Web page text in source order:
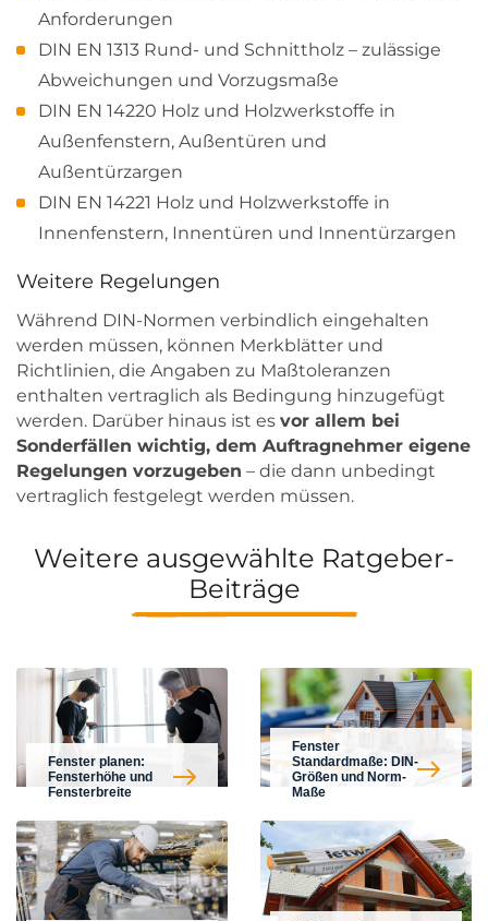
Anforderungen
DIN EN 1313 Rund- und Schnittholz – zulässige
Abweichungen und Vorzugsmaße
DIN EN 14220 Holz und Holzwerkstoffe in
Außenfenstern, Außentüren und
Außentürzargen
DIN EN 14221 Holz und Holzwerkstoffe in
Innenfenstern, Innentüren und Innentürzargen
Weitere Regelungen
Während DIN-Normen verbindlich eingehalten
werden müssen, können Merkblätter und
Richtlinien, die Angaben zu Maßtoleranzen
enthalten vertraglich als Bedingung hinzugefügt
werden. Darüber hinaus ist es vor allem bei
Sonderfällen wichtig, dem Auftragnehmer eigene
Regelungen vorzugeben – die dann unbedingt
vertraglich festgelegt werden müssen.
Weitere ausgewählte Ratgeber-
Beiträge
Fenster planen:
Fensterhöhe und
Fensterbreite
Fenster
Standardmaße: DIN-
Größen und Norm-
Maße